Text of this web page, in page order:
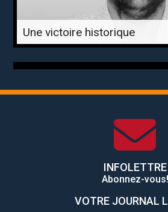
Une victoire historique
INFOLETTRE
Abonnez-vous!
VOTRE JOURNAL